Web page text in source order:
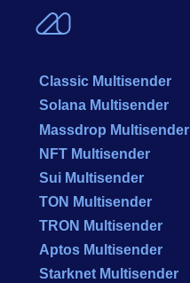
Classic Multisender
Solana Multisender
Massdrop Multisender
NFT Multisender
Sui Multisender
TON Multisender
TRON Multisender
Aptos Multisender
Starknet Multisender